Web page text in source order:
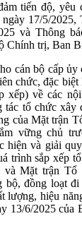
tiến độ, yêu
17/5/2025,
và Thông
Chính trị, Ban
cán bộ cấp ủy
chức, đặc
xếp) về các
tác tổ chức
của Mặt trận
vững chủ
hiện và giải
trình sắp xếp
Mặt trận Tổ
đồng loạt đi
lượng, hiệu
13/6/2025 của